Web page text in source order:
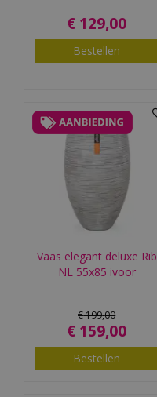
€ 129,00
Bestellen
Vaas elegant deluxe Rib
NL 55x85 ivoor
€199,00
€ 159,00
Bestellen